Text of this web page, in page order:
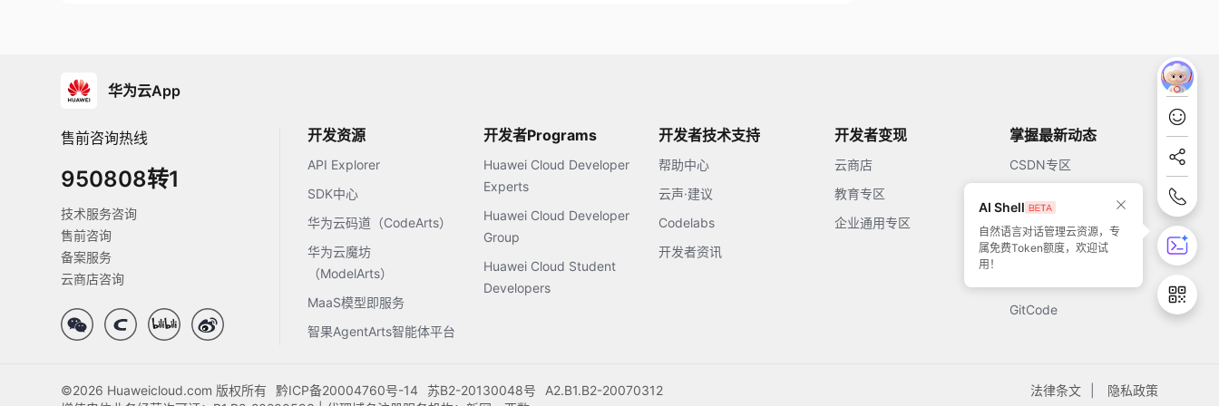
AI Shell
自然语言对话管理云资源，专
属免费Token额度，欢迎试
用！
华为云App
售前咨询热线
950808转1
技术服务咨询
售前咨询
备案服务
云商店咨询
开发资源
API Explorer
SDK中心
华为云码道（CodeArts）
华为云魔坊
（ModelArts）
MaaS模型即服务
智果AgentArts智能体平台
开发者Programs
Huawei Cloud Developer
Experts
Huawei Cloud Developer
Group
Huawei Cloud Student
Developers
开发者技术支持
帮助中心
云声·建议
Codelabs
开发者资讯
开发者变现
云商店
教育专区
企业通用专区
掌握最新动态
CSDN专区
开源中国
51CTO
GitCode
法律条文 隐私政策
©2026 Huaweicloud.com 版权所有 黔ICP备20004760号-14 苏B2-20130048号
A2.B1.B2-20070312